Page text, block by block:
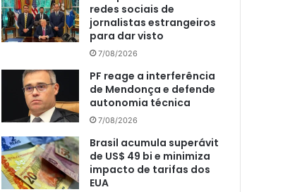
redes sociais de
jornalistas estrangeiros
para dar visto
7/08/2026
PF reage a interferência
de Mendonça e defende
autonomia técnica
7/08/2026
Brasil acumula superávit
de US$ 49 bi e minimiza
impacto de tarifas dos
EUA